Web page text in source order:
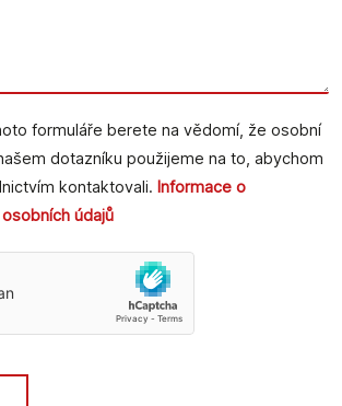
formuláře berete na vědomí, že osobní
dotazníku použijeme na to, abychom
kontaktovali. Informace o
údajů